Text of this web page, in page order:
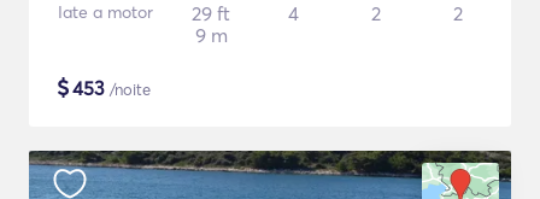
Iate a motor
29 ft
9 m
4 2 2
$453 /noite